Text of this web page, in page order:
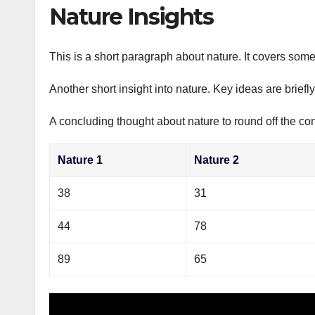
Nature Insights
This is a short paragraph about nature. It covers
Another short insight into nature. Key ideas are
A concluding thought about nature to round off the
Nature 1 Nature 2
38 31
44 78
89 65